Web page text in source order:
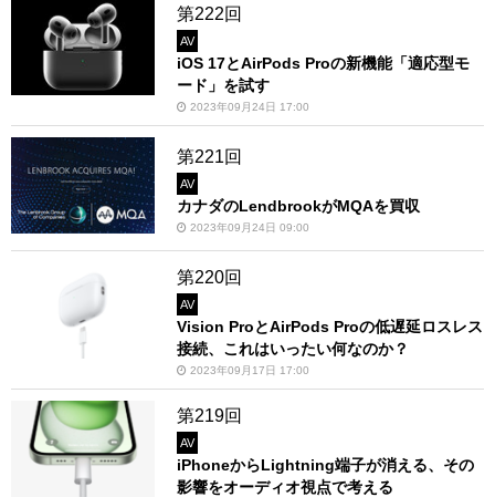
第222回
AV
iOS 17とAirPods Proの新機能「適応型モ
ード」を試す
2023年09月24日 17:00
第221回
AV
カナダのLendbrookがMQAを買収
2023年09月24日 09:00
第220回
AV
Vision ProとAirPods Proの低遅延ロスレス
接続、これはいったい何なのか？
2023年09月17日 17:00
第219回
AV
iPhoneからLightning端子が消える、その
影響をオーディオ視点で考える